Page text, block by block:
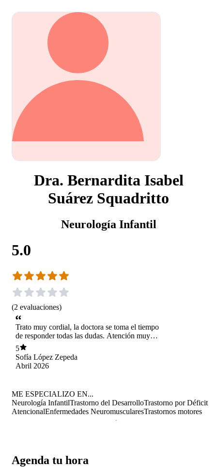
Dra. Bernardita Isabel
Suárez Squadritto
Neurología Infantil
5.0
(2 evaluaciones)
Trato muy cordial, la doctora se toma el tiempo
de responder todas las dudas. Atención muy
profesional. Totalmente recomendable.
5
Sofía López Zepeda
Abril 2026
Agenda tu hora
ME ESPECIALIZO EN...
Neurología InfantilTrastorno del DesarrolloTrastorno por Déficit
AtencionalEnfermedades NeuromuscularesTrastornos motores